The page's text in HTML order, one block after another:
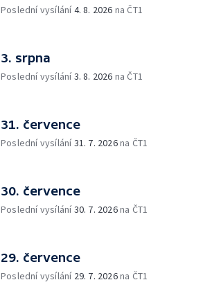
Poslední vysílání4. 8. 2026 na ČT1
3. srpna
Poslední vysílání3. 8. 2026 na ČT1
31. července
Poslední vysílání31. 7. 2026na ČT1
30. července
Poslední vysílání30. 7. 2026na ČT1
29. července
Poslední vysílání 29. 7. 2026na ČT1